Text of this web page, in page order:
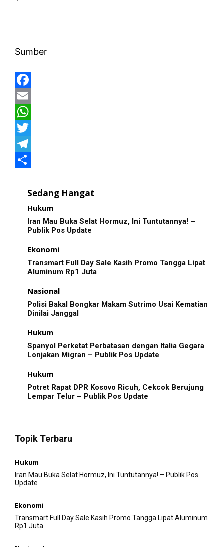
Sumber
F
a
c
e
b
E
m
a
W
h
a
T
w
T
Sedang Hangat
Hukum
Iran Mau Buka Selat Hormuz, Ini Tuntutannya! –
Publik Pos Update
Ekonomi
Transmart Full Day Sale Kasih Promo Tangga Lipat
Aluminum Rp1 Juta
Nasional
Polisi Bakal Bongkar Makam Sutrimo Usai Kematian
Dinilai Janggal
Hukum
Spanyol Perketat Perbatasan dengan Italia Gegara
Lonjakan Migran – Publik Pos Update
Hukum
Potret Rapat DPR Kosovo Ricuh, Cekcok Berujung
Lempar Telur – Publik Pos Update
Topik Terbaru
Hukum
Iran Mau Buka Selat Hormuz, Ini Tuntutannya! – Publik Pos
Update
Ekonomi
Transmart Full Day Sale Kasih Promo Tangga Lipat Aluminum
Rp1 Juta